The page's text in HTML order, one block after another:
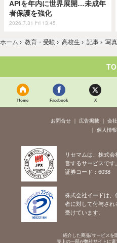
APIを年内に世界展開…未成年
者保護を強化
2026.7.31 Fri 13:45
ホーム › 教育・受験 › 高校生 › 記事 › 写
Home Facebook X
お問合せ 広告掲載 会
個人情
リセマムは、株式
営するサービスです。
証券コード：6038
株式会社イードは、
者に対して付与され
受けています。
紹介した商品/サービスを
売上の一部が弊社サイトに還